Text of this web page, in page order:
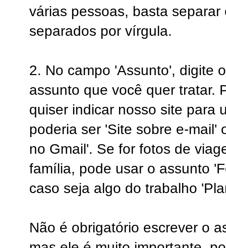
várias pessoas, basta
separados por vírgula.
2. No campo 'Assunto', digite
assunto que você quer tratar.
quiser indicar nosso site para
poderia ser 'Site sobre e-mail'
no Gmail'. Se for fotos de
família, pode usar o assunto
caso seja algo do trabalho
Não é obrigatório escrever o